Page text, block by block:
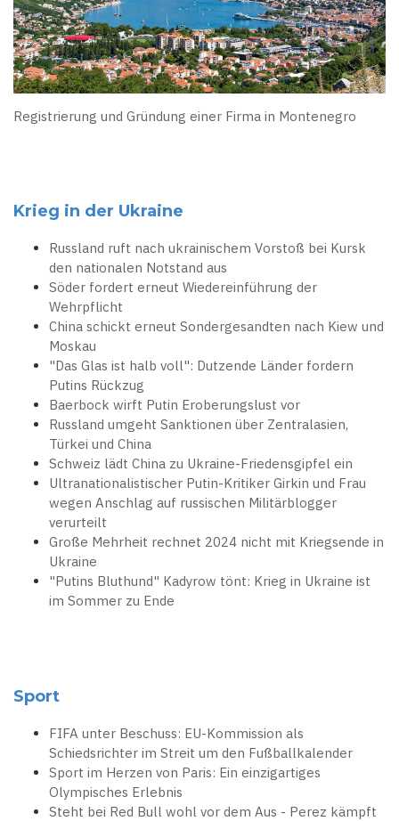
Registrierung und Gründung einer Firma in Montenegro
Krieg in der Ukraine
Russland ruft nach ukrainischem Vorstoß bei Kursk
den nationalen Notstand aus
Söder fordert erneut Wiedereinführung der
Wehrpflicht
China schickt erneut Sondergesandten nach Kiew und
Moskau
"Das Glas ist halb voll": Dutzende Länder fordern
Putins Rückzug
Baerbock wirft Putin Eroberungslust vor
Russland umgeht Sanktionen über Zentralasien,
Türkei und China
Schweiz lädt China zu Ukraine-Friedensgipfel ein
Ultranationalistischer Putin-Kritiker Girkin und Frau
wegen Anschlag auf russischen Militärblogger
verurteilt
Große Mehrheit rechnet 2024 nicht mit Kriegsende in
Ukraine
"Putins Bluthund" Kadyrow tönt: Krieg in Ukraine ist
im Sommer zu Ende
Sport
FIFA unter Beschuss: EU-Kommission als
Schiedsrichter im Streit um den Fußballkalender
Sport im Herzen von Paris: Ein einzigartiges
Olympisches Erlebnis
Steht bei Red Bull wohl vor dem Aus - Perez kämpft